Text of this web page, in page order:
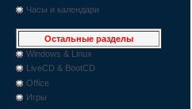
Часы и календари
Остальные разделы
Windows & Linux
LiveCD & BootCD
Office
Игры